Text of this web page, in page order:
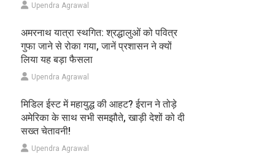
Upendra Agrawal
अमरनाथ यात्रा स्थगित: श्रद्धालुओं को पवित्र
गुफा जाने से रोका गया, जानें प्रशासन ने क्यों
लिया यह बड़ा फैसला
Upendra Agrawal
मिडिल ईस्ट में महायुद्ध की आहट? ईरान ने तोड़े
अमेरिका के साथ सभी समझौते, खाड़ी देशों को दी
सख्त चेतावनी!
Upendra Agrawal